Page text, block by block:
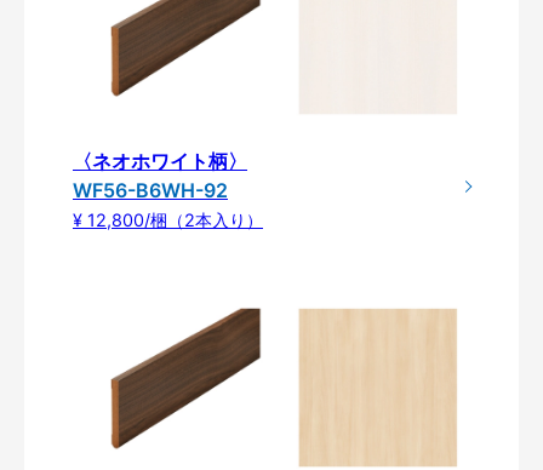
〈ネオホワイト柄〉
WF56-B6WH-92
¥ 12,800/梱（2本入り）